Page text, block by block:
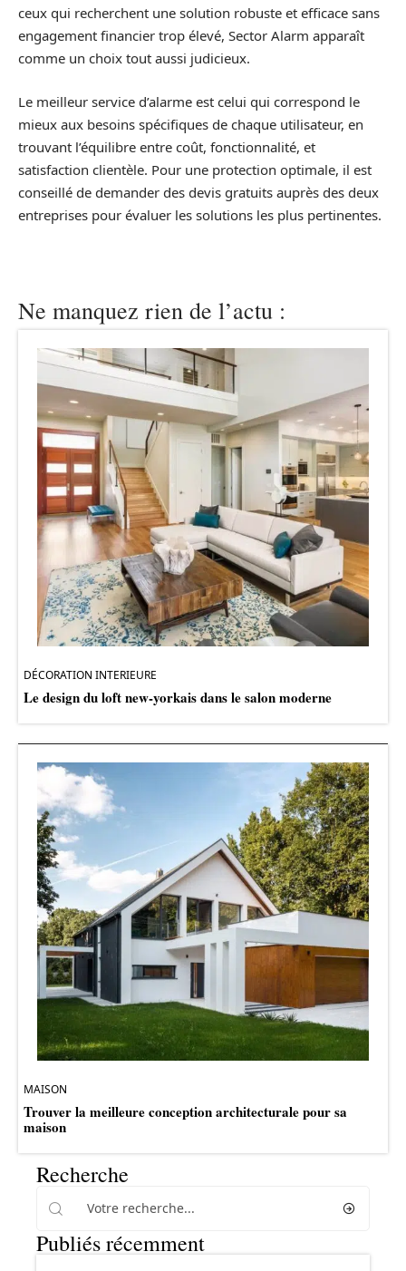
ceux qui recherchent une solution robuste et efficace sans
engagement financier trop élevé, Sector Alarm apparaît
comme un choix tout aussi judicieux.
Le meilleur service d’alarme est celui qui correspond le
mieux aux besoins spécifiques de chaque utilisateur, en
trouvant l’équilibre entre coût, fonctionnalité, et
satisfaction clientèle. Pour une protection optimale, il est
conseillé de demander des devis gratuits auprès des deux
entreprises pour évaluer les solutions les plus pertinentes.
Ne manquez rien de l’actu :
DÉCORATION INTERIEURE
Le design du loft new-yorkais dans le salon moderne
MAISON
Trouver la meilleure conception architecturale pour sa
maison
Recherche
Publiés récemment